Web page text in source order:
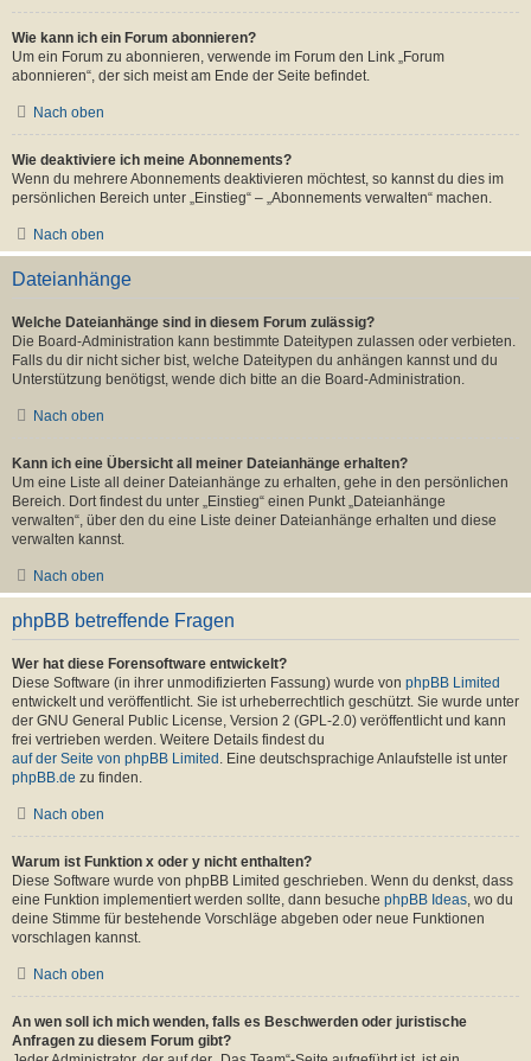
Wie kann ich ein Forum abonnieren?
Um ein Forum zu abonnieren, verwende im Forum den Link „Forum
abonnieren“, der sich meist am Ende der Seite befindet.
Nach oben
Wie deaktiviere ich meine Abonnements?
Wenn du mehrere Abonnements deaktivieren möchtest, so kannst du dies im
persönlichen Bereich unter „Einstieg“ – „Abonnements verwalten“ machen.
Nach oben
Dateianhänge
Welche Dateianhänge sind in diesem Forum zulässig?
Die Board-Administration kann bestimmte Dateitypen zulassen oder verbieten.
Falls du dir nicht sicher bist, welche Dateitypen du anhängen kannst und du
Unterstützung benötigst, wende dich bitte an die Board-Administration.
Nach oben
Kann ich eine Übersicht all meiner Dateianhänge erhalten?
Um eine Liste all deiner Dateianhänge zu erhalten, gehe in den persönlichen
Bereich. Dort findest du unter „Einstieg“ einen Punkt „Dateianhänge
verwalten“, über den du eine Liste deiner Dateianhänge erhalten und diese
verwalten kannst.
Nach oben
phpBB betreffende Fragen
Wer hat diese Forensoftware entwickelt?
Diese Software (in ihrer unmodifizierten Fassung) wurde von phpBB Limited
entwickelt und veröffentlicht. Sie ist urheberrechtlich geschützt. Sie wurde unter
der GNU General Public License, Version 2 (GPL-2.0) veröffentlicht und kann
frei vertrieben werden. Weitere Details findest du
auf der Seite von phpBB Limited . Eine deutschsprachige Anlaufstelle ist unter
phpBB.de zu finden.
Nach oben
Warum ist Funktion x oder y nicht enthalten?
Diese Software wurde von phpBB Limited geschrieben. Wenn du denkst, dass
eine Funktion implementiert werden sollte, dann besuche phpBB Ideas, wo du
deine Stimme für bestehende Vorschläge abgeben oder neue Funktionen
vorschlagen kannst.
Nach oben
An wen soll ich mich wenden, falls es Beschwerden oder juristische
Anfragen zu diesem Forum gibt?